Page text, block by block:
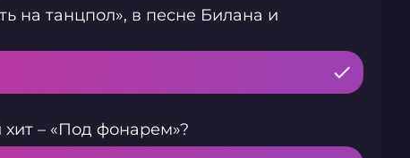
на танцпол», в песне Билана и
хит – «Под фонарем»?